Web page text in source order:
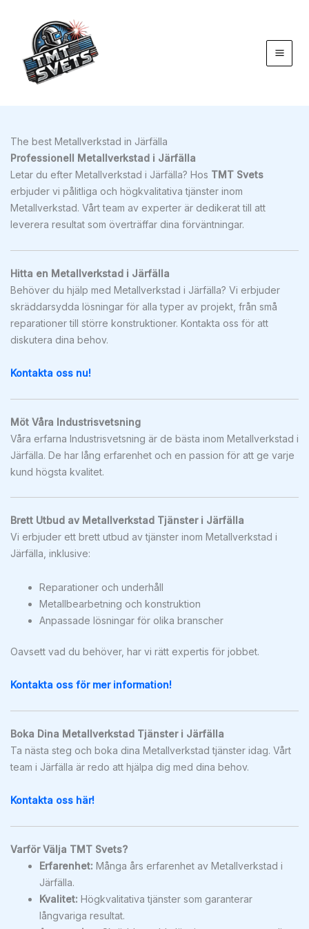
innehåll
The best Metallverkstad in Järfälla
Professionell Metallverkstad i Järfälla
Letar du efter Metallverkstad i Järfälla? Hos TMT Svets
erbjuder vi pålitliga och högkvalitativa tjänster inom
Metallverkstad. Vårt team av experter är dedikerat till att
leverera resultat som överträffar dina förväntningar.
Hitta en Metallverkstad i Järfälla
Behöver du hjälp med Metallverkstad i Järfälla? Vi erbjuder
skräddarsydda lösningar för alla typer av projekt, från små
reparationer till större konstruktioner. Kontakta oss för att
diskutera dina behov.
Kontakta oss nu!
Möt Våra Industrisvetsning
Våra erfarna Industrisvetsning är de bästa inom Metallverkstad i
Järfälla. De har lång erfarenhet och en passion för att ge varje
kund högsta kvalitet.
Brett Utbud av Metallverkstad Tjänster i Järfälla
Vi erbjuder ett brett utbud av tjänster inom Metallverkstad i
Järfälla, inklusive:
Reparationer och underhåll
Metallbearbetning och konstruktion
Anpassade lösningar för olika branscher
Oavsett vad du behöver, har vi rätt expertis för jobbet.
Kontakta oss för mer information!
Boka Dina Metallverkstad Tjänster i Järfälla
Ta nästa steg och boka dina Metallverkstad tjänster idag. Vårt
team i Järfälla är redo att hjälpa dig med dina behov.
Kontakta oss här!
Varför Välja TMT Svets?
Erfarenhet: Många års erfarenhet av Metallverkstad i
Järfälla.
Kvalitet: Högkvalitativa tjänster som garanterar
långvariga resultat.